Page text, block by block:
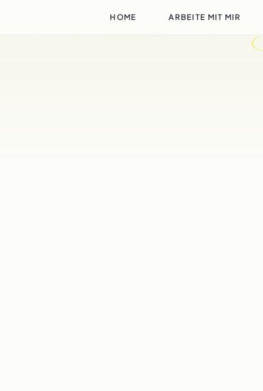
HOME ARBEITE MIT MIR